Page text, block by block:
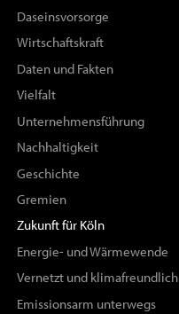
Daseinsvorsorge
Wirtschaftskraft
Daten und Fakten
Vielfalt
Unternehmensführung
Nachhaltigkeit
Geschichte
Gremien
Zukunft für Köln
Energie- und Wärmewende
Vernetzt und klimafreundlich
Emissionsarm unterwegs